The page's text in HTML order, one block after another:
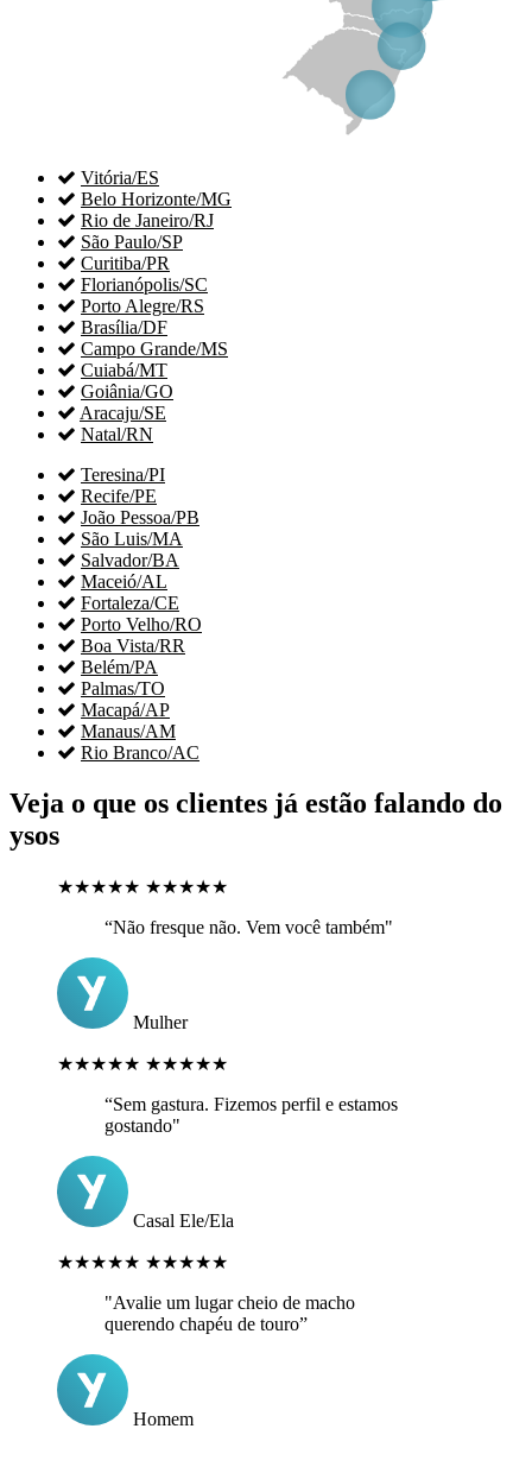
 Vitória/ES
 Belo Horizonte/MG
 Rio de Janeiro/RJ
 São Paulo/SP
 Curitiba/PR
 Florianópolis/SC
 Porto Alegre/RS
 Brasília/DF
 Campo Grande/MS
 Cuiabá/MT
 Goiânia/GO
 Aracaju/SE
 Natal/RN
 Teresina/PI
 Recife/PE
 João Pessoa/PB
 São Luis/MA
 Salvador/BA
 Maceió/AL
 Fortaleza/CE
 Porto Velho/RO
 Boa Vista/RR
 Belém/PA
 Palmas/TO
 Macapá/AP
 Manaus/AM
 Rio Branco/AC
Veja o que os clientes já estão falando do
ysos
★★★★★ ★★★★★
“Não fresque não. Vem você também"
Mulher
★★★★★ ★★★★★
“Sem gastura. Fizemos perfil e estamos
gostando"
Casal Ele/Ela
★★★★★ ★★★★★
"Avalie um lugar cheio de macho
querendo chapéu de touro”
Homem